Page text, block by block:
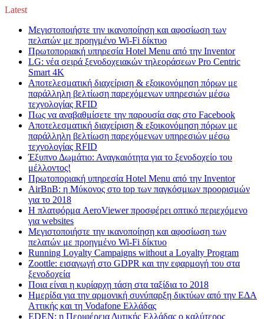
Latest
Μεγιστοποιήστε την ικανοποίηση και αφοσίωση των
πελατών με προηγμένο Wi-Fi δίκτυο
Πρωτοποριακή υπηρεσία Hotel Menu από την Inventor
LG: νέα σειρά ξενοδοχειακών τηλεοράσεων Pro Centric
Smart 4K
Αποτελεσματική διαχείριση & εξοικονόμηση πόρων με
παράλληλη βελτίωση παρεχόμενων υπηρεσιών μέσω
τεχνολογίας RFID
Πως να αναβαθμίσετε την παρουσία σας στο Facebook
Αποτελεσματική διαχείριση & εξοικονόμηση πόρων με
παράλληλη βελτίωση παρεχόμενων υπηρεσιών μέσω
τεχνολογίας RFID
Έξυπνο Δωμάτιο: Αναγκαιότητα για το ξενοδοχείο του
μέλλοντος!
Πρωτοποριακή υπηρεσία Hotel Menu από την Inventor
AirBnB: η Μύκονος στο top των παγκόσμιων προορισμών
για το 2018
Η πλατφόρμα AeroViewer προσφέρει οπτικό περιεχόμενο
για websites
Μεγιστοποιήστε την ικανοποίηση και αφοσίωση των
πελατών με προηγμένο Wi-Fi δίκτυο
Running Loyalty Campaigns without a Loyalty Program
Zoottle: εισαγωγή στο GDPR και την εφαρμογή του στα
ξενοδοχεία
Ποια είναι η κυρίαρχη τάση στα ταξίδια το 2018
Ημερίδα για την αρμονική συνύπαρξη δικτύων από την ΕΔΑ
Αττικής και τη Vodafone Ελλάδας
EDEN: η Περιφέρεια Δυτικής Ελλάδας ο καλύτερος